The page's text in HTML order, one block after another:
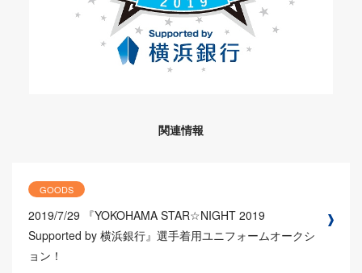
関連情報
GOODS
2019/7/29
『YOKOHAMA STAR☆NIGHT 2019
Supported by 横浜銀行』選手着用ユニフォームオークシ
ョン！